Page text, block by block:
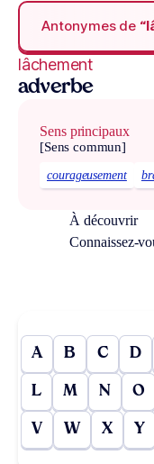
Antonymes de
lâchement
adverbe
Sens principaux
[Sens commun]
courageusement
À découvrir
Connaissez-
A B C D
L M N O
V W X Y